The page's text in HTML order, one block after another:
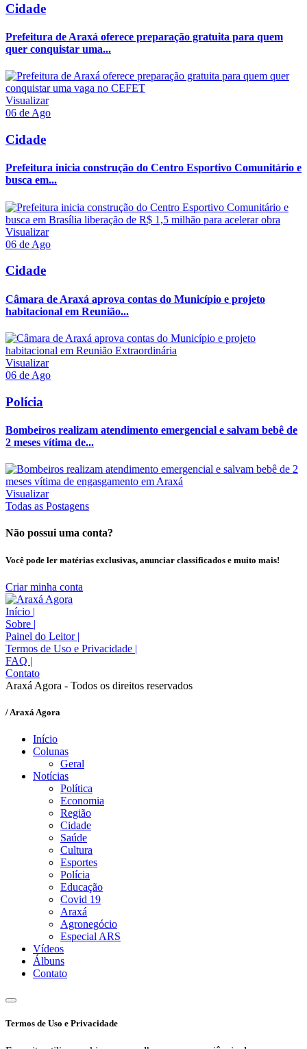
Cidade
Prefeitura de Araxá oferece preparação gratuita para quem
quer conquistar uma...
Visualizar
06 de Ago
Cidade
Prefeitura inicia construção do Centro Esportivo Comunitário e
busca em...
Visualizar
06 de Ago
Cidade
Câmara de Araxá aprova contas do Município e projeto
habitacional em Reunião...
Visualizar
06 de Ago
Polícia
Bombeiros realizam atendimento emergencial e salvam bebê de
2 meses vítima de...
Visualizar
Todas as Postagens
Não possui uma conta?
Você pode ler matérias exclusivas, anunciar classificados e muito mais!
Criar minha conta
Início |
Sobre |
Painel do Leitor |
Termos de Uso e Privacidade |
FAQ |
Contato
Araxá Agora - Todos os direitos reservados
/ Araxá Agora
Início
Colunas
Geral
Notícias
Política
Economia
Região
Cidade
Saúde
Cultura
Esportes
Polícia
Educação
Covid 19
Araxá
Agronegócio
Especial ARS
Vídeos
Álbuns
Contato
Termos de Uso e Privacidade